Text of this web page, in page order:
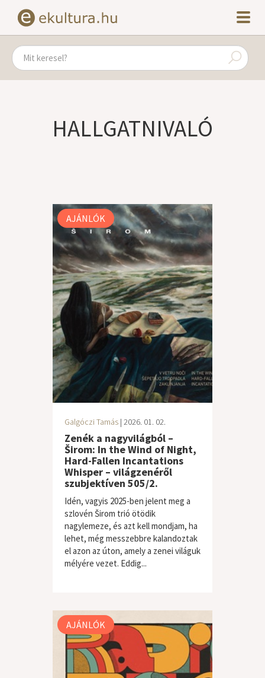
HALLGATNIVALÓ
AJÁNLÓK
Galgóczi Tamás | 2026. 01. 02.
Zenék a nagyvilágból –
Širom: In the Wind of Night,
Hard-Fallen Incantations
Whisper – világzenéről
szubjektíven 505/2.
Idén, vagyis 2025-ben jelent meg a
szlovén Širom trió ötödik
nagylemeze, és azt kell mondjam, ha
lehet, még messzebbre kalandoztak
el azon az úton, amely a zenei világuk
mélyére vezet. Eddig...
világzene / folk
AJÁNLÓK